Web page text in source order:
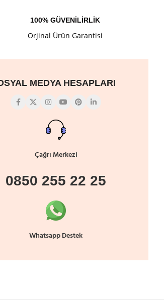
100% GÜVENİLİRLİK
Orjinal Ürün Garantisi
MEDYA HESAPLARI
Çağrı Merkezi
0850 255 22 25
Whatsapp Destek